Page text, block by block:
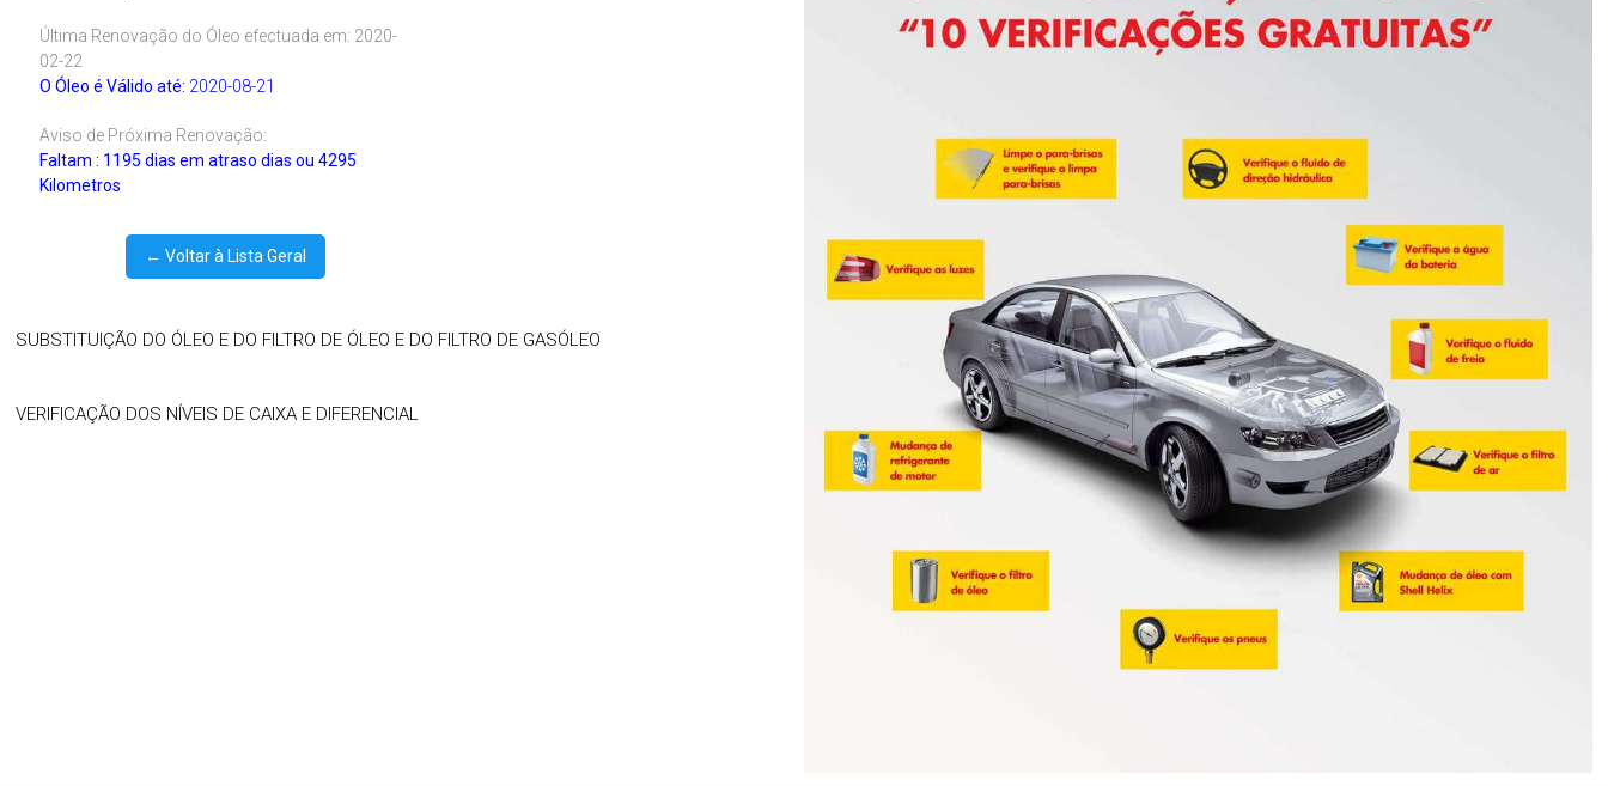
Última Renovação do Óleo efectuada em: 2020-
02-22
O Óleo é Válido até: 2020-08-21
Aviso de Próxima Renovação:
Faltam : 1195 dias em atraso dias ou 4295
Kilometros
← Voltar à Lista Geral
SUBSTITUIÇÃO DO ÓLEO E DO FILTRO DE ÓLEO E DO FILTRO DE GASÓLEO
VERIFICAÇÃO DOS NÍVEIS DE CAIXA E DIFERENCIAL